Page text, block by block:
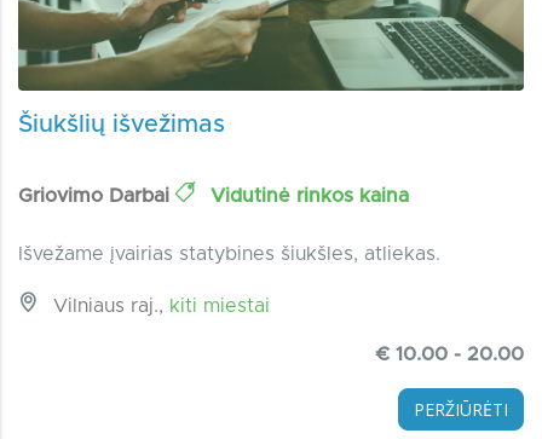
Šiukšlių išvežimas
Griovimo Darbai Vidutinė rinkos kaina
Išvežame įvairias statybines šiukšles, atliekas.
Vilniaus raj., kiti miestai
€ 10.00 - 20.00
PERŽIŪRĖTI